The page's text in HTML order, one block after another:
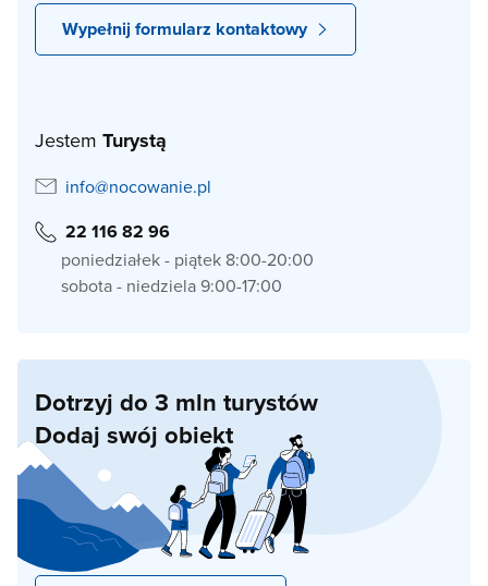
Wypełnij formularz kontaktowy
Jestem Turystą
info@nocowanie.pl
22 116 82 96
poniedziałek - piątek 8:00-20:00
sobota - niedziela 9:00-17:00
Dotrzyj do 3 mln turystów
Dodaj swój obiekt